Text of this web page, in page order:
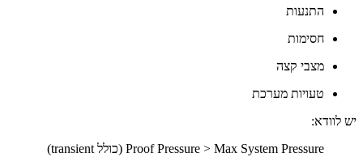
התנעות
חסימות
מצבי קצה
טעויות מערכת
יש לוודא:
Proof Pressure > Max System Pressure (כולל transient)